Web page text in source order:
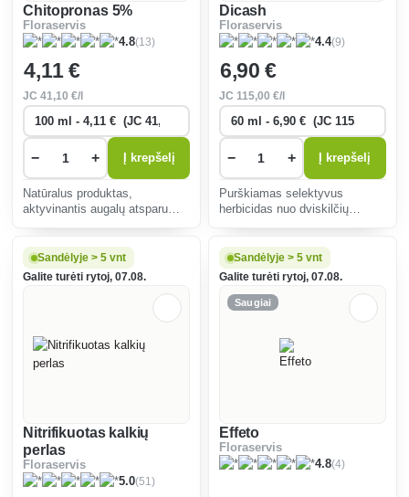
Chitopronas 5%
Floraservis
4.8(13)
4,11 €
JC41,10 €/l
− + Į krepšelį
Natūralus produktas,
aktyvinantis augalų atsparumą
Dicash
Floraservis
4.4(9)
6,90 €
JC 115,00 €/l
− + Į krepšelį
Purškiamas selektyvus
herbicidas nuo dviskilčių
Sandėlyje > 5 vnt
Galite turėti rytoj, 07.08.
Nitrifikuotas kalkių
perlas
Floraservis
5.0(51)
Sandėlyje > 5 vnt
Galite turėti rytoj, 07.08.
Saugiai
Effeto
Floraservis
4.8(4)